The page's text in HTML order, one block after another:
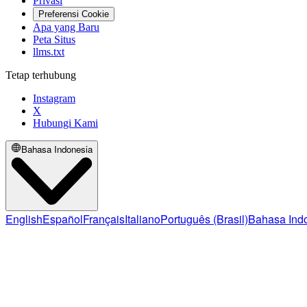
Preferensi Cookie
Apa yang Baru
Peta Situs
llms.txt
Tetap terhubung
Instagram
X
Hubungi Kami
Bahasa Indonesia
EnglishEspañolFrançaisItalianoPortuguês (Brasil)Bahasa